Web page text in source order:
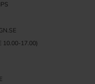
10.00-17.00)